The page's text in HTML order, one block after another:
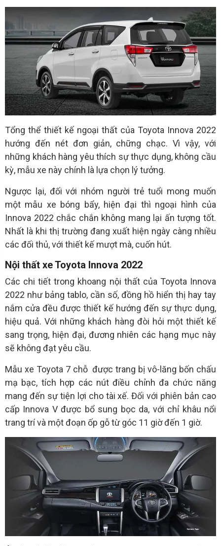
Tổng thể thiết kế ngoại thất của Toyota Innova 2022
hướng đến nét đơn giản, chững chạc. Vì vậy, với
những khách hàng yêu thích sự thực dụng, không cầu
kỳ, mẫu xe này chính là lựa chọn lý tưởng.
Ngược lại, đối với nhóm người trẻ tuổi mong muốn
một mẫu xe bóng bẩy, hiện đại thì ngoại hình của
Innova 2022 chắc chắn không mang lại ấn tượng tốt.
Nhất là khi thị trường đang xuất hiện ngày càng nhiều
các đối thủ, với thiết kế mượt mà, cuốn hút.
Nội thất xe Toyota Innova 2022
Các chi tiết trong khoang nội thất của Toyota Innova
2022 như bảng tablo, cần số, đồng hồ hiển thị hay tay
nắm cửa đều được thiết kế hướng đến sự thực dụng,
hiệu quả. Với những khách hàng đòi hỏi một thiết kế
sang trọng, hiện đại, đương nhiên các hạng mục này
sẽ không đạt yêu cầu.
Mẫu xe Toyota 7 chỗ được trang bị vô-lăng bốn chấu
mạ bạc, tích hợp các nút điều chỉnh đa chức năng
mang đến sự tiện lợi cho tài xế. Đối với phiên bản cao
cấp Innova V được bổ sung bọc da, với chỉ khâu nổi
trang trí và một đoạn ốp gỗ từ góc 11 giờ đến 1 giờ.